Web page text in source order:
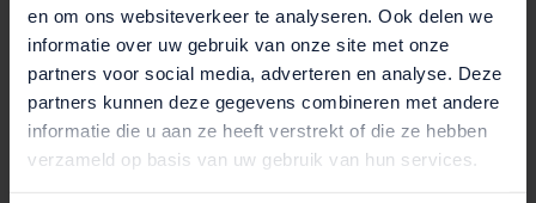
en om ons websiteverkeer te analyseren. Ook delen we
informatie over uw gebruik van onze site met onze
partners voor social media, adverteren en analyse. Deze
partners kunnen deze gegevens combineren met andere
informatie die u aan ze heeft verstrekt of die ze hebben
verzameld op basis van uw gebruik van hun services.
CONTACT AANVRAAG
Wij vinden het belangrijk dat u zo goed mogelijk wordt
geholpen. Geef uw vraag of verzoek hier aan ons door en
u hoort zo snel mogelijk van ons.